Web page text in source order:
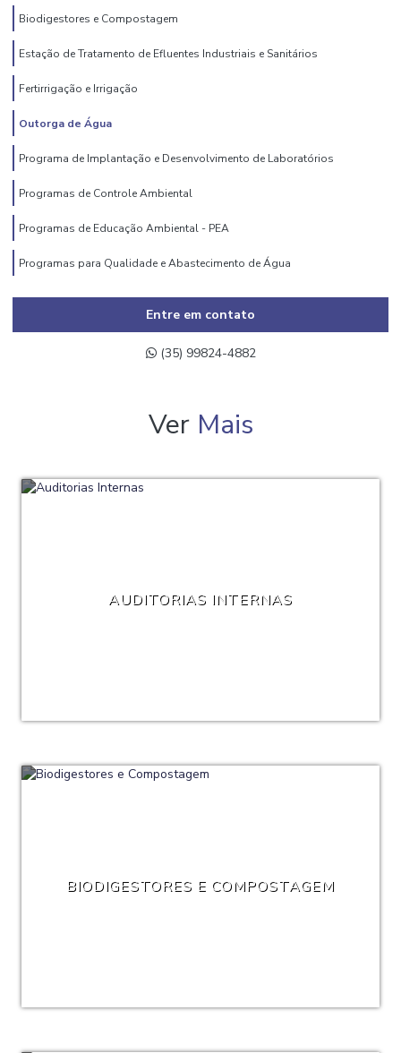
Biodigestores e Compostagem
Estação de Tratamento de Efluentes Industriais e Sanitários
Fertirrigação e Irrigação
Outorga de Água
Programa de Implantação e Desenvolvimento de Laboratórios
Programas de Controle Ambiental
Programas de Educação Ambiental - PEA
Programas para Qualidade e Abastecimento de Água
Entre em contato
(35) 99824-4882
Ver Mais
AUDITORIAS INTERNAS
BIODIGESTORES E COMPOSTAGEM